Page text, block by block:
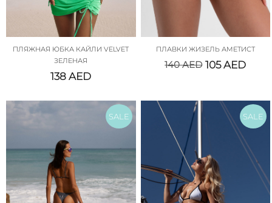
ПЛЯЖНАЯ ЮБКА КАЙЛИ VELVET
ЗЕЛЕНАЯ
138AED
ПЛАВКИ ЖИЗЕЛЬ АМЕТИСТ
140AED 105AED
SALE SALE